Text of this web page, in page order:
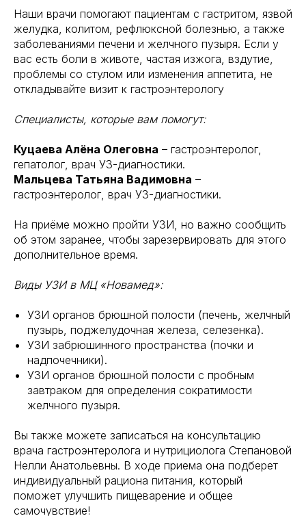
Наши врачи помогают пациентам с гастритом, язвой
желудка, колитом, рефлюксной болезнью, а также
заболеваниями печени и желчного пузыря. Если у
вас есть боли в животе, частая изжога, вздутие,
проблемы со стулом или изменения аппетита, не
откладывайте визит к гастроэнтерологу
Специалисты, которые вам помогут:
Куцаева Алёна Олеговна – гастроэнтеролог,
гепатолог, врач УЗ-диагностики.
Мальцева Татьяна Вадимовна –
гастроэнтеролог, врач УЗ-диагностики.
На приёме можно пройти УЗИ, но важно сообщить
об этом заранее, чтобы зарезервировать для этого
дополнительное время.
Виды УЗИ в МЦ «Новамед»:
УЗИ органов брюшной полости (печень, желчный
пузырь, поджелудочная железа, селезенка).
УЗИ забрюшинного пространства (почки и
надпочечники).
УЗИ органов брюшной полости с пробным
завтраком для определения сократимости
желчного пузыря.
Вы также можете записаться на консультацию
врача гастроэнтеролога и нутрициолога Степановой
Нелли Анатольевны. В ходе приема она подберет
индивидуальный рациона питания, который
поможет улучшить пищеварение и общее
самочувствие!